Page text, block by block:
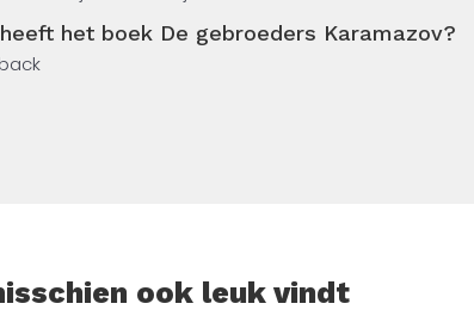
het boek De gebroeders Karamazov?
ook leuk vindt